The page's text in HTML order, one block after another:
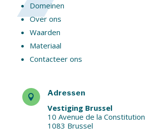
Domeinen
Over ons
Waarden
Materiaal
Contacteer ons
 Adressen
Vestiging Brussel
10 Avenue de la Constitution
1083 Brussel